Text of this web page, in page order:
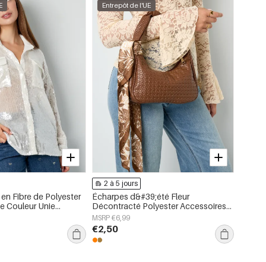
Fibre de Polyester
Couleur Unie
Entrepôt de l'UE
2 à 5 jours
Écharpes d&#39;été Fleur
Décontracté Polyester Accessoires
quotidiens
MSRP €6,99
€2,50